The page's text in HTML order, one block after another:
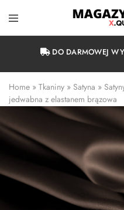
Magazyn
Warszawa
DO DARMOWEJ
Home » Tkaniny » Satyna »
jedwabna z elastanem brązowa